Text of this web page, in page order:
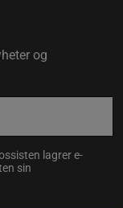
og
lagrer e-
sin